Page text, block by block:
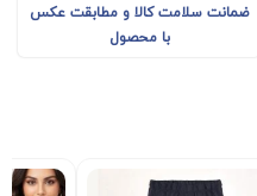
ضمانت سلامت کالا و مطابقت عکس
با محصول